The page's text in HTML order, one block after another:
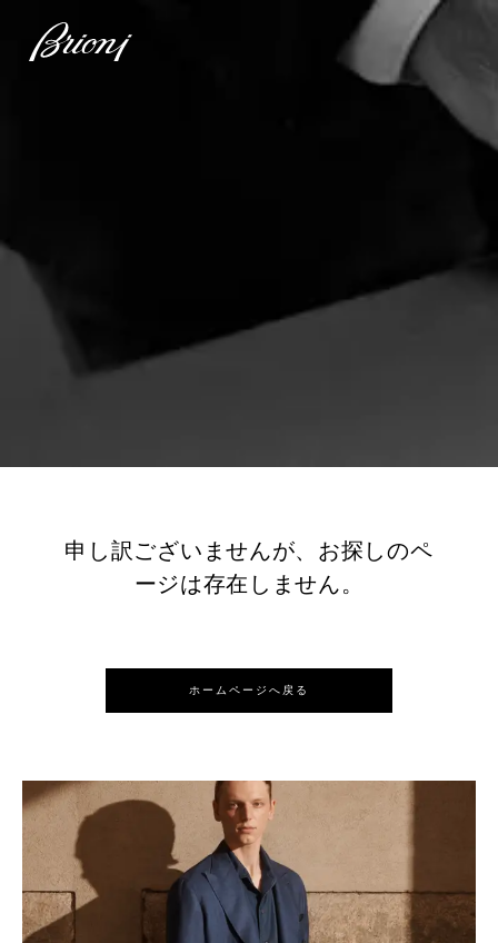
申し訳ございませんが、お探しのペ
ージは存在しません。
ホームページへ戻る